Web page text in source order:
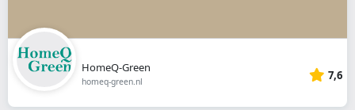
HomeQ-Green
homeq-green.nl 7,6